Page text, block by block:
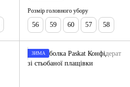
Розмір головного убору
56 59 60 57 58
ЗИМА